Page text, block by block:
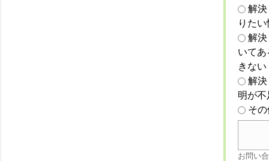
解
りた
解
いて
きない
解
明が
そ
お問い